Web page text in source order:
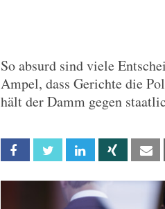
So absurd sind viele
Ampel, dass Gerichte die
hält der Damm gegen
Facebook Twitter Linkedin Xing